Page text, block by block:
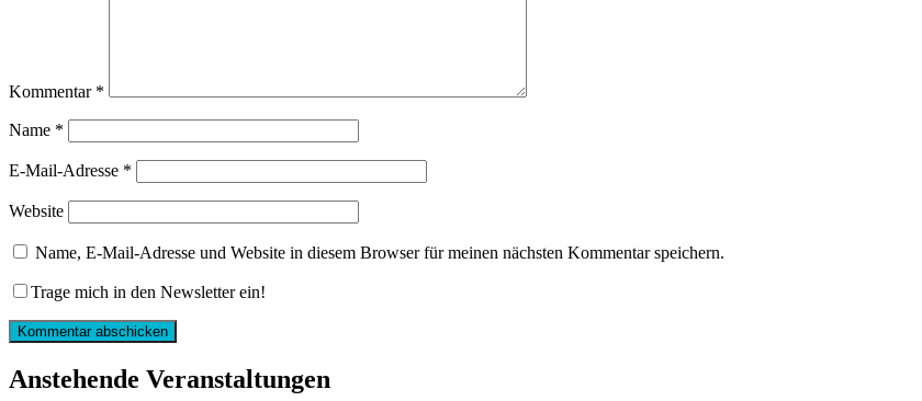
Kommentar *
Name *
E-Mail-Adresse *
Website
Name, E-Mail-Adresse und Website in diesem Browser für meinen nächsten Kommentar speichern.
Trage mich in den Newsletter ein!
Anstehende Veranstaltungen